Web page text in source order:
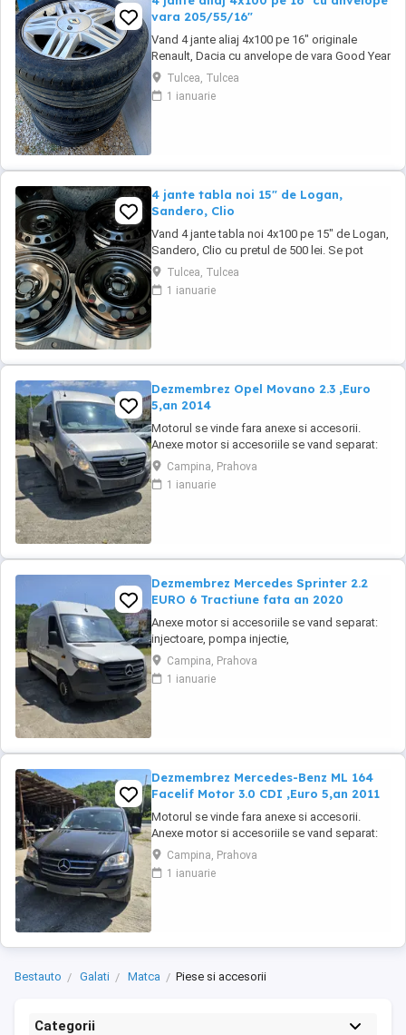
vara 205/55/16"
Vand 4 jante aliaj 4x100 pe 16" originale
Renault, Dacia cu anvelope de vara Good Year
205/55/16" cu pretul de 1000 lei. Se pot
achizitiona doar din Tulcea, NU se pot trimite
prin curier.
Tulcea, Tulcea
1 ianuarie
4 jante tabla noi 15" de Logan,
Sandero, Clio
Vand 4 jante tabla noi 4x100 pe 15" de Logan,
Sandero, Clio cu pretul de 500 lei. Se pot
achizitiona doar din Tulcea, NU se trimit prin
curier.
Tulcea, Tulcea
1 ianuarie
Dezmembrez Opel Movano 2.3 ,Euro
5,an 2014
Motorul se vinde fara anexe si accesorii.
Anexe motor si accesoriile se vand separat:
injectoare, pompa injectie,
inalte,benzina,alternator, electromotor,
turbina, compresor clima, cutie de viteze,
Campina, Prahova
1 ianuarie
Dezmembrez Mercedes Sprinter 2.2
EURO 6 Tractiune fata an 2020
Anexe motor si accesoriile se vand separat:
injectoare, pompa injectie,
inalte,benzina,alternator, electromotor,
turbina, compresor clima, cutie de viteze,
planetare, amortizoare, componente
Campina, Prahova
1 ianuarie
Dezmembrez Mercedes-Benz ML 164
Facelif Motor 3.0 CDI ,Euro 5,an 2011
Motorul se vinde fara anexe si accesorii.
Anexe motor si accesoriile se vand separat:
injectoare, pompa injectie,
inalte,benzina,alternator, electromotor,
turbina, compresor clima, cutie de viteze,
Campina, Prahova
1 ianuarie
Bestauto Galati Matca Piese si accesorii
Categorii